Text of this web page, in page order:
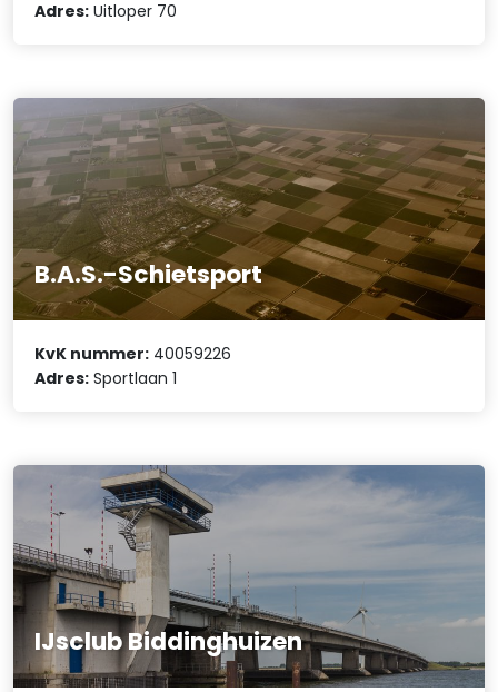
Adres: Uitloper 70
B.A.S.-Schietsport
KvK nummer: 40059226
Adres: Sportlaan 1
IJsclub Biddinghuizen